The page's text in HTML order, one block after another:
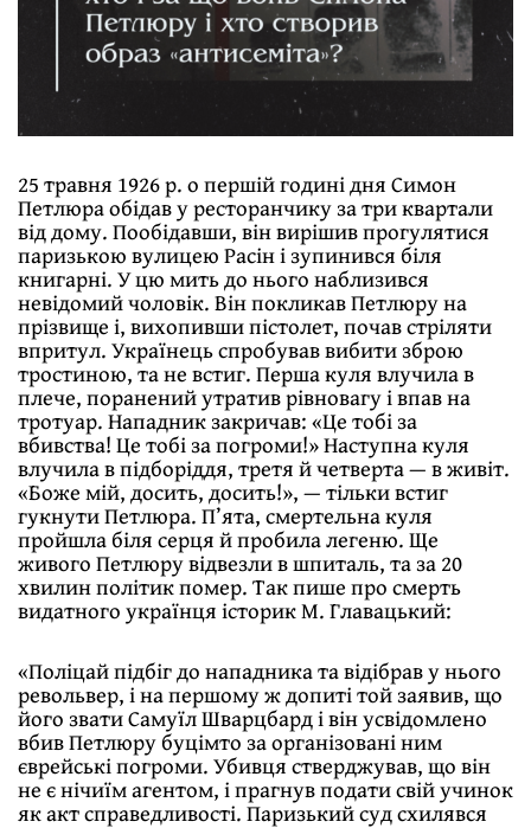
25 травня 1926 р. о першій годині дня Симон
Петлюра обідав у ресторанчику за три квартали
від дому. Пообідавши, він вирішив прогулятися
паризькою вулицею Расін і зупинився біля
книгарні. У цю мить до нього наблизився
невідомий чоловік. Він покликав Петлюру на
прізвище і, вихопивши пістолет, почав стріляти
впритул. Українець спробував вибити зброю
тростиною, та не встиг. Перша куля влучила в
плече, поранений утратив рівновагу і впав на
тротуар. Нападник закричав: «Це тобі за
вбивства! Це тобі за погроми!» Наступна куля
влучила в підборіддя, третя й четверта — в живіт.
«Боже мій, досить, досить!», — тільки встиг
гукнути Петлюра. П’ята, смертельна куля
пройшла біля серця й пробила легеню. Ще
живого Петлюру відвезли в шпиталь, та за 20
хвилин політик помер. Так пише про смерть
видатного українця історик М. Главацький:
«Поліцай підбіг до нападника та відібрав у нього
револьвер, і на першому ж допиті той заявив, що
його звати Самуїл Шварцбард і він усвідомлено
вбив Петлюру буцімто за організовані ним
єврейські погроми. Убивця стверджував, що він
не є нічиїм агентом, і прагнув подати свій учинок
як акт справедливості. Паризький суд схилявся